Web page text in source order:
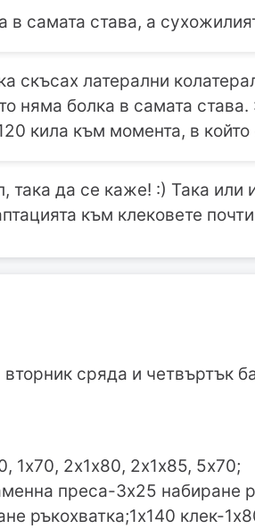
в самата става, а
скъсах латерални
няма болка в самата
кила към момента, в който
така да се каже! :) Така
към клековете
сряда и четвъртък
1х70, 2х1х80, 2х1х85, 5х70;
преса-3х25 набиране
ръкохватка;1х140 клек-